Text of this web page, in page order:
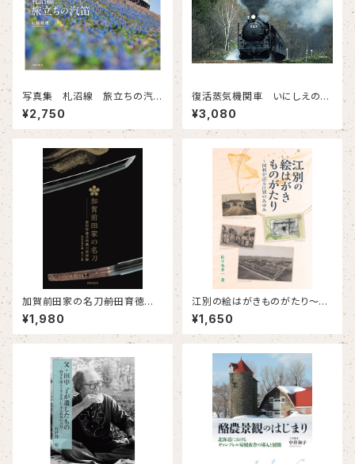
写真集 札沼線 旅立ちの汽
笛
¥2,750
復活蒸気機関車 いにしえの面
影
¥3,080
加賀前田家の名刀――前田育徳会
所蔵刀剣図録
¥1,980
江別の絵はがきものがたり～図
柄が語る江別のあゆみ
¥1,650